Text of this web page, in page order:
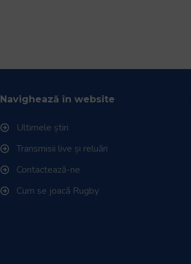
Navighează în website
Ultimele știri
Transmisii live și reluări
Contactează-ne
Cum se joacă Rugby